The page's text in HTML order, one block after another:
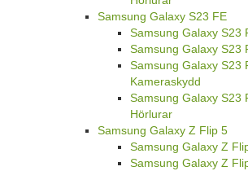
Samsung Galaxy S23 FE
Samsung Galaxy S23
Samsung Galaxy S23
Samsung Galaxy S23
Kameraskydd
Samsung Galaxy S23
Hörlurar
Samsung Galaxy Z Flip 5
Samsung Galaxy Z
Samsung Galaxy Z